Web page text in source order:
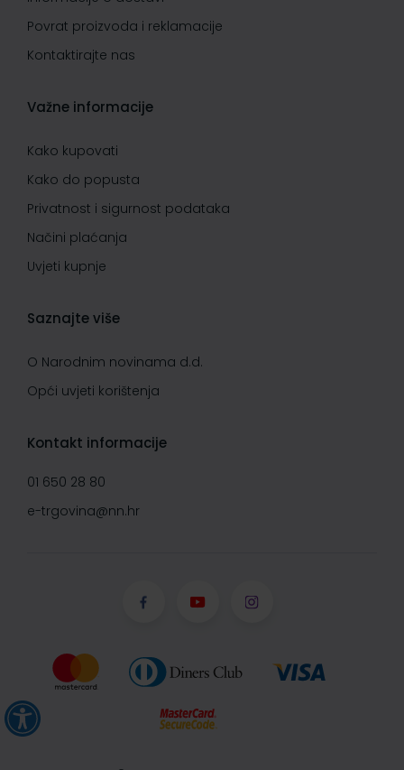
Povrat proizvoda i reklamacije
Kontaktirajte nas
Važne informacije
Kako kupovati
Kako do popusta
Privatnost i sigurnost podataka
Načini plaćanja
Uvjeti kupnje
Saznajte više
O Narodnim novinama d.d.
Opći uvjeti korištenja
Kontakt informacije
01 650 28 80
e-trgovina@nn.hr